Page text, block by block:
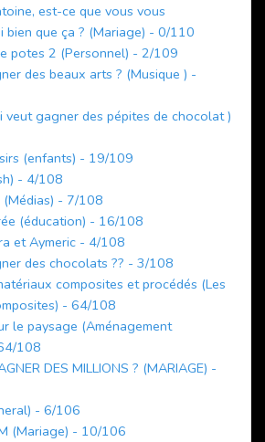
est-ce que vous vous
bien que ça ? (Mariage) - 0/110
potes 2 (Personnel) - 2/109
des beaux arts ? (Musique ) -
veut gagner des pépites de chocolat )
(enfants) - 19/109
- 4/108
(Médias) - 7/108
(éducation) - 16/108
et Aymeric - 4/108
des chocolats ?? - 3/108
composites et procédés (Les
- 64/108
le paysage (Aménagement
108
DES MILLIONS ? (MARIAGE) -
- 6/106
(Mariage) - 10/106